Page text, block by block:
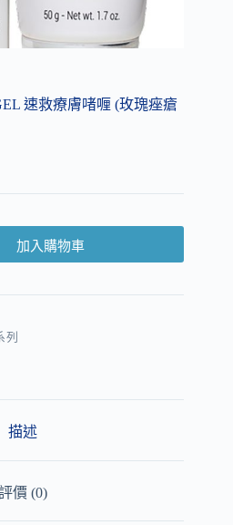
速救療膚啫喱 (玫瑰痤瘡
加入購物車
列
描述
價 (0)